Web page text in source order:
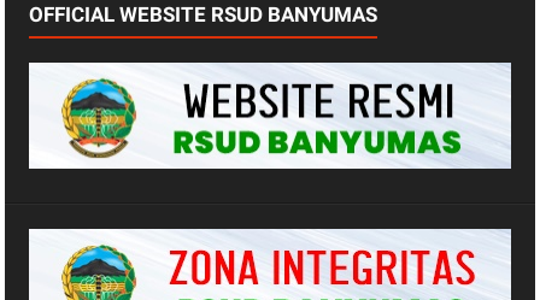
OFFICIAL WEBSITE RSUD BANYUMAS